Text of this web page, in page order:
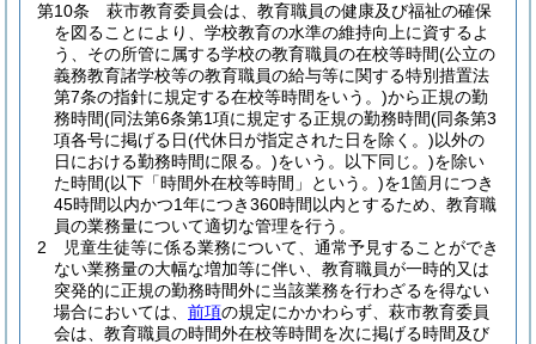
第10条
萩市教育委員会は、教育職員の健康及び福祉の確保
を図ることにより、学校教育の水準の維持向上に資するよ
う、その所管に属する学校の教育職員の在校等時間(公立の
義務教育諸学校等の教育職員の給与等に関する特別措置法
第7条の指針に規定する在校等時間をいう。)から正規の勤
務時間(同法第6条第1項に規定する正規の勤務時間(同条第3
項各号に掲げる日(代休日が指定された日を除く。)以外の
日における勤務時間に限る。)をいう。以下同じ。)を除い
た時間(以下「時間外在校等時間」という。)を1箇月につき
45時間以内かつ1年につき360時間以内とするため、教育職
員の業務量について適切な管理を行う。
2
児童生徒等に係る業務について、通常予見することができ
ない業務量の大幅な増加等に伴い、教育職員が一時的又は
突発的に正規の勤務時間外に当該業務を行わざるを得ない
場合においては、 前項の規定にかかわらず、萩市教育委員
会は、教育職員の時間外在校等時間を次に掲げる時間及び